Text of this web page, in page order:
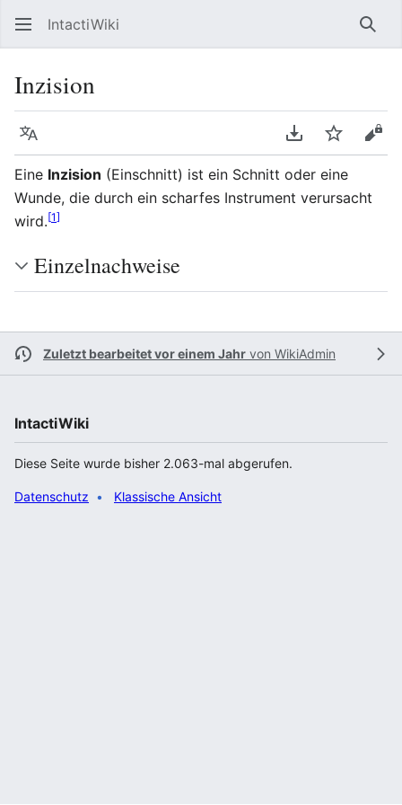
IntactiWiki
Inzision
Sprache PDF
Eine Inzision (Einschnitt) ist ein Schnitt oder eine
Wunde, die durch ein scharfes Instrument verursacht
wird.[1]
Einzelnachweise
Zuletzt bearbeitet vor einem Jahr von WikiAdmin
IntactiWiki
Diese Seite wurde bisher 2.063-mal abgerufen.
Datenschutz Klassische Ansicht